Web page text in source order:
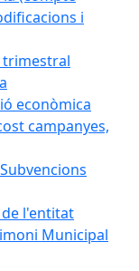
i
trimestral
econòmica
campanyes,
l'entitat
Municipal